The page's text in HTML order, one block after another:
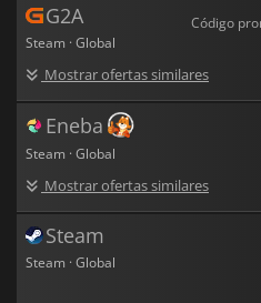
G2A
Steam · Global
Mostrar ofertas similares
Código
Eneba
Steam · Global
Mostrar ofertas similares
Steam
Steam · Global